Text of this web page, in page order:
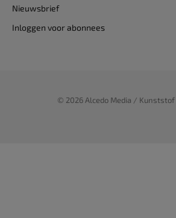
Nieuwsbrief
Inloggen voor abonnees
© 2026 Alcedo Media / Kunststof